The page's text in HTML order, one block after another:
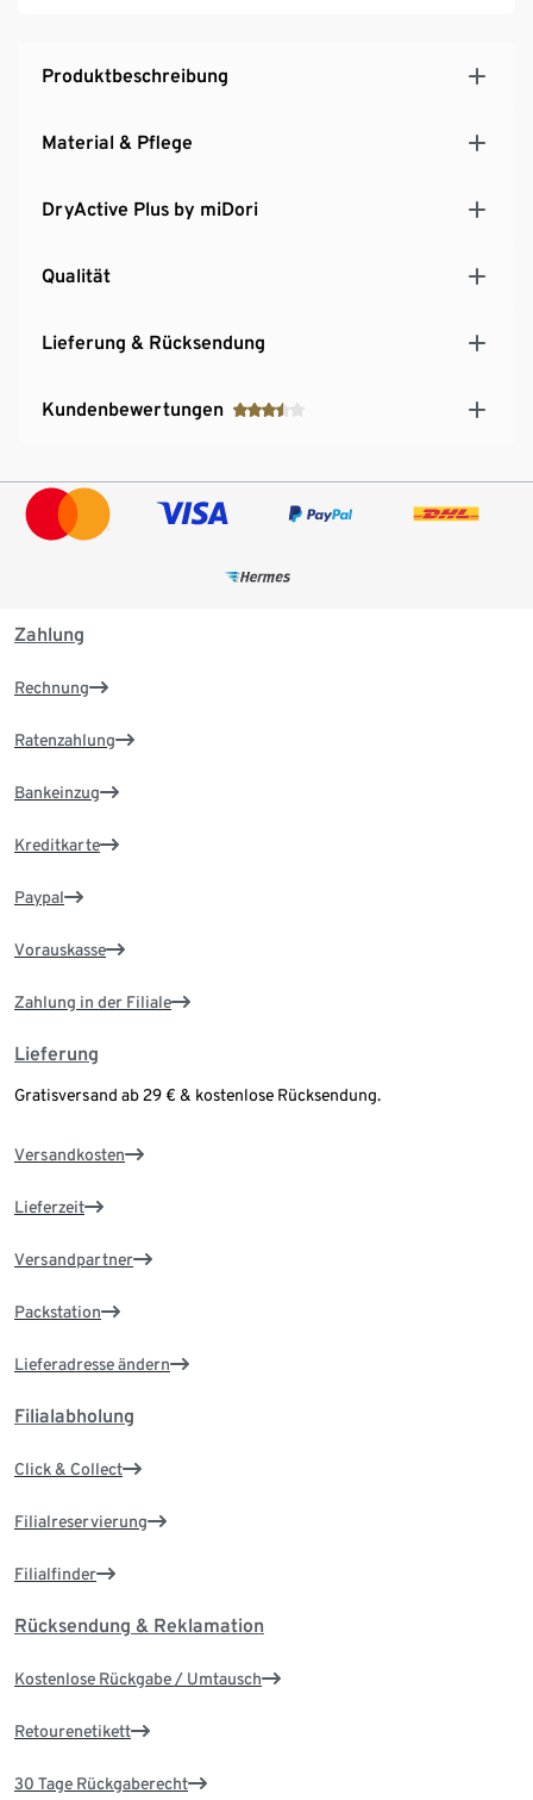
Produktbeschreibung
Material & Pflege
DryActive Plus by miDori
Qualität
Lieferung & Rücksendung
Kundenbewertungen
Zahlung
Rechnung
Ratenzahlung
Bankeinzug
Kreditkarte
Paypal
Vorauskasse
Zahlung in der Filiale
Lieferung
Gratisversand ab 29 € & kostenlose Rücksendung.
Versandkosten
Lieferzeit
Versandpartner
Packstation
Lieferadresse ändern
Filialabholung
Click & Collect
Filialreservierung
Filialfinder
Rücksendung & Reklamation
Kostenlose Rückgabe / Umtausch
Retourenetikett
30 Tage Rückgaberecht